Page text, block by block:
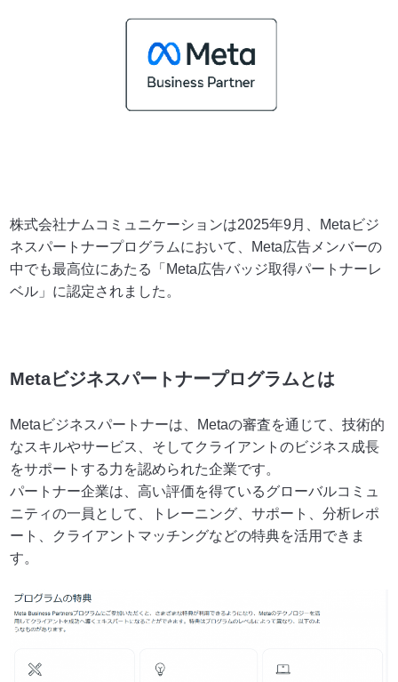
株式会社ナムコミュニケーションは2025年9月、Metaビジ
ネスパートナープログラムにおいて、Meta広告メンバーの
中でも最高位にあたる「Meta広告バッジ取得パートナーレ
ベル」に認定されました。
Metaビジネスパートナープログラムとは
Metaビジネスパートナーは、Metaの審査を通じて、技術的
なスキルやサービス、そしてクライアントのビジネス成長
をサポートする力を認められた企業です。
パートナー企業は、高い評価を得ているグローバルコミュ
ニティの一員として、トレーニング、サポート、分析レポ
ート、クライアントマッチングなどの特典を活用できま
す。